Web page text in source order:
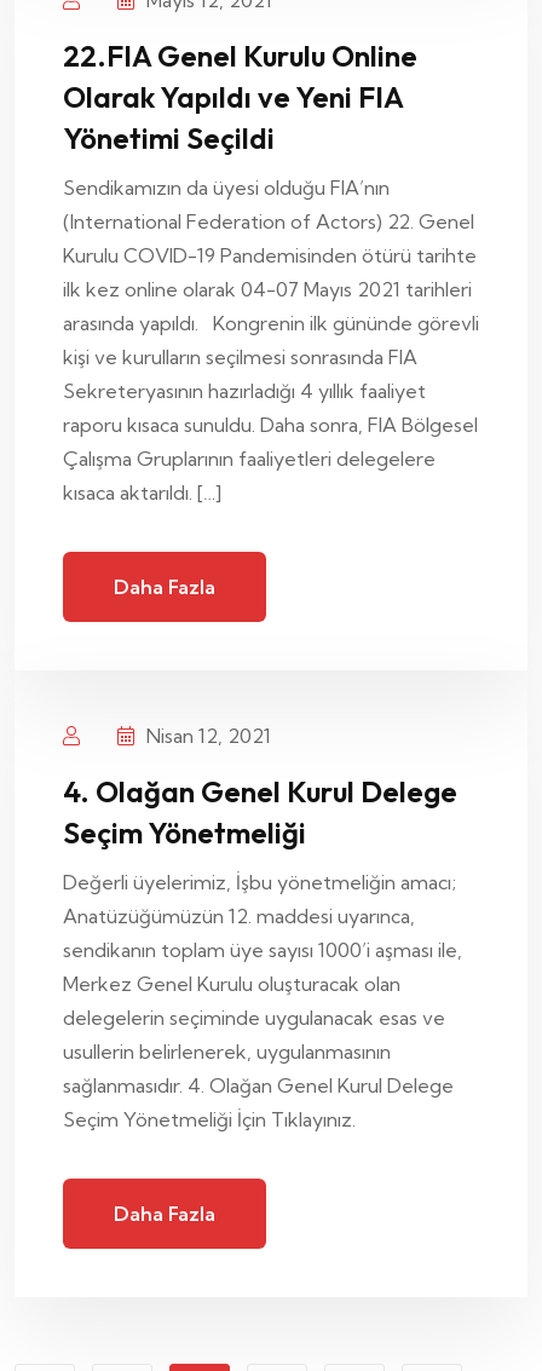
22.FIA Genel Kurulu Online
Olarak Yapıldı ve Yeni FIA
Yönetimi Seçildi
Sendikamızın da üyesi olduğu FIA’nın
(International Federation of Actors) 22. Genel
Kurulu COVID-19 Pandemisinden ötürü tarihte
ilk kez online olarak 04-07 Mayıs 2021 tarihleri
arasında yapıldı. Kongrenin ilk gününde görevli
kişi ve kurulların seçilmesi sonrasında FIA
Sekreteryasının hazırladığı 4 yıllık faaliyet
raporu kısaca sunuldu. Daha sonra, FIA Bölgesel
Çalışma Gruplarının faaliyetleri delegelere
kısaca aktarıldı. […]
Daha Fazla
Nisan 12, 2021
4. Olağan Genel Kurul Delege
Seçim Yönetmeliği
Değerli üyelerimiz, İşbu yönetmeliğin amacı;
Anatüzüğümüzün 12. maddesi uyarınca,
sendikanın toplam üye sayısı 1000’i aşması ile,
Merkez Genel Kurulu oluşturacak olan
delegelerin seçiminde uygulanacak esas ve
usullerin belirlenerek, uygulanmasının
sağlanmasıdır. 4. Olağan Genel Kurul Delege
Seçim Yönetmeliği İçin Tıklayınız.
Daha Fazla